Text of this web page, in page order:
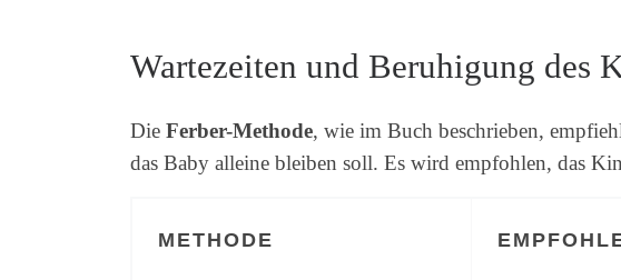
Wartezeiten und Beruhigung des
Die Ferber-Methode, wie im Buch beschrieben,
das Baby alleine bleiben soll. Es wird empfohlen, das
METHODE